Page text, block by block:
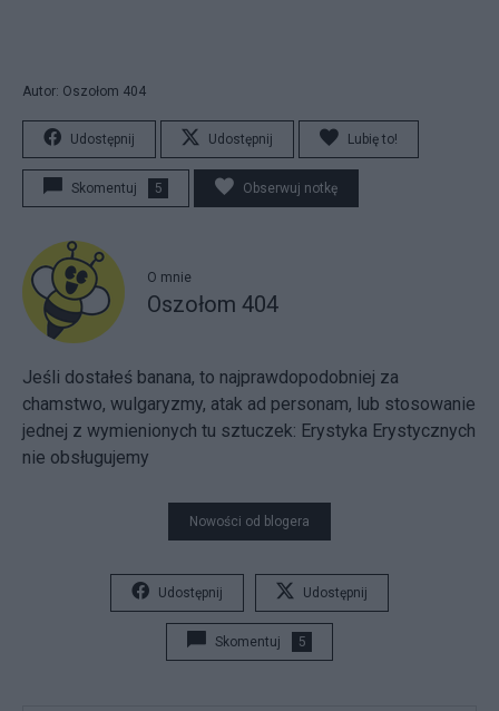
Autor: Oszołom 404
Udostępnij Udostępnij Lubię to!
Skomentuj 5 Obserwuj notkę
O mnie
Oszołom 404
Jeśli dostałeś banana, to najprawdopodobniej za
chamstwo, wulgaryzmy, atak ad personam, lub stosowanie
jednej z wymienionych tu sztuczek: Erystyka Erystycznych
nie obsługujemy
Nowości od blogera
Udostępnij Udostępnij
Skomentuj 5